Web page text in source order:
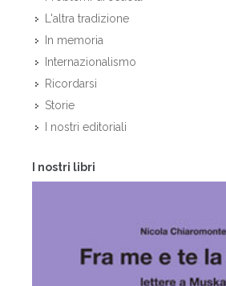
L'altra tradizione
In memoria
Internazionalismo
Ricordarsi
Storie
I nostri editoriali
I nostri libri